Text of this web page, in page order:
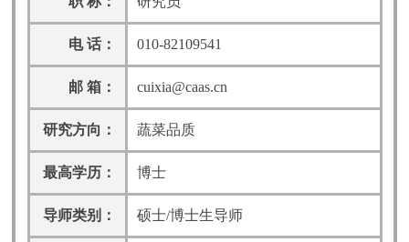
电 话： 010-82109541
邮 箱： cuixia@caas.cn
研究方向： 蔬菜品质
最高学历： 博士
导师类别： 硕士/博士生导师